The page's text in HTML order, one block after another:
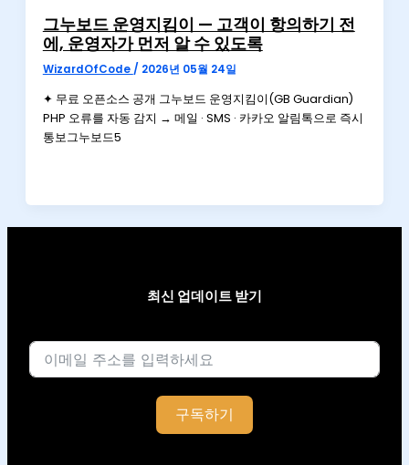
그누보드 운영지킴이 — 고객이 항의하기 전
에, 운영자가 먼저 알 수 있도록
WizardOfCode/ 2026년 05월 24일
✦ 무료 오픈소스 공개 그누보드 운영지킴이(GB Guardian)
PHP 오류를 자동 감지 → 메일 · SMS · 카카오 알림톡으로 즉시
통보그누보드5
최신 업데이트 받기
구독하기